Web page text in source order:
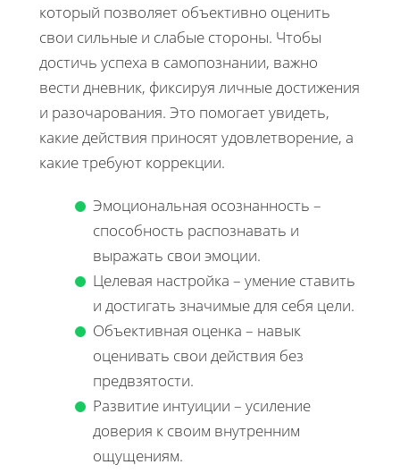
который позволяет объективно оценить
свои сильные и слабые стороны. Чтобы
достичь успеха в самопознании, важно
вести дневник, фиксируя личные достижения
и разочарования. Это помогает увидеть,
какие действия приносят удовлетворение, а
какие требуют коррекции.
Эмоциональная осознанность –
способность распознавать и
выражать свои эмоции.
Целевая настройка – умение ставить
и достигать значимые для себя цели.
Объективная оценка – навык
оценивать свои действия без
предвзятости.
Развитие интуиции – усиление
доверия к своим внутренним
ощущениям.